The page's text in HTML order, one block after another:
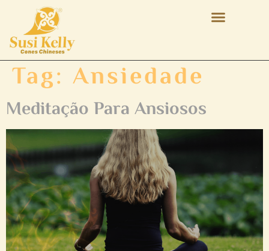
Tag: Ansiedade
Meditação Para Ansiosos